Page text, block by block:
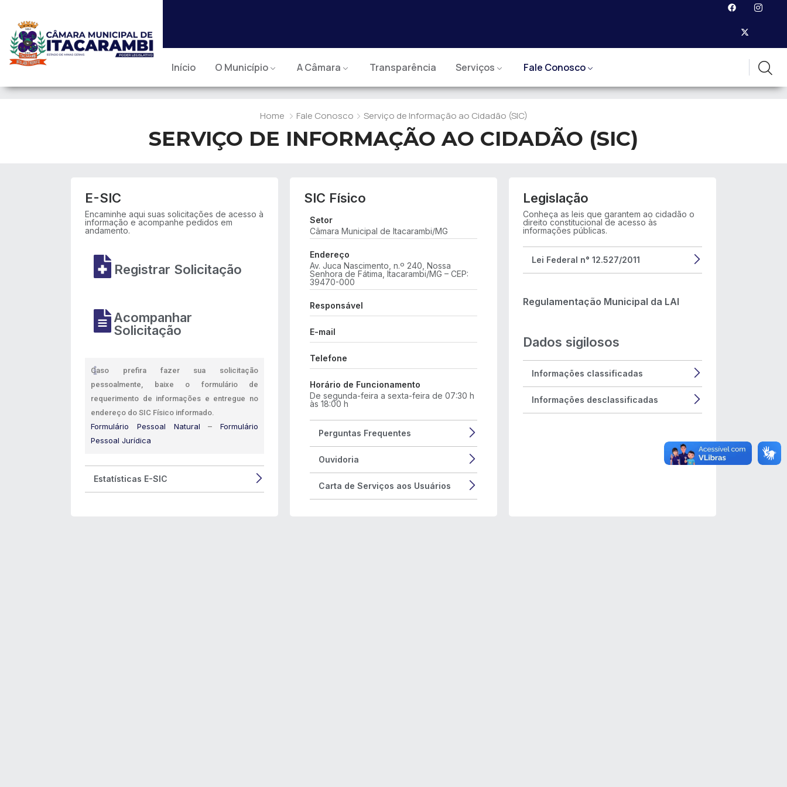
Início O Município A Câmara Transparência Serviços Fale Conosco
Home Fale Conosco Serviço de Informação ao Cidadão (SIC)
SERVIÇO DE INFORMAÇÃO AO CIDADÃO (SIC)
E-SIC
Encaminhe aqui suas solicitações de acesso à
informação e acompanhe pedidos em
andamento.
Registrar Solicitação
Acompanhar
Solicitação
Caso prefira fazer sua solicitação
pessoalmente, baixe o formulário de
requerimento de informações e entregue no
endereço do SIC Físico informado.
Formulário Pessoal Natural –Formulário
Pessoal Jurídica
Estatísticas E-SIC
SIC Físico
Setor
Câmara Municipal de Itacarambi/MG
Endereço
Av. Juca Nascimento, n.º 240, Nossa
Senhora de Fátima, Itacarambi/MG – CEP:
39470-000
Responsável
E-mail
Telefone
Horário de Funcionamento
De segunda-feira a sexta-feira de 07:30 h
às 18:00 h
Perguntas Frequentes
Ouvidoria
Carta de Serviços aos Usuários
Legislação
Conheça as leis que garantem ao cidadão o
direito constitucional de acesso às
informações públicas.
Lei Federal n° 12.527/2011
Regulamentação Municipal da LAI
Dados sigilosos
Informações classificadas
Informações desclassificadas